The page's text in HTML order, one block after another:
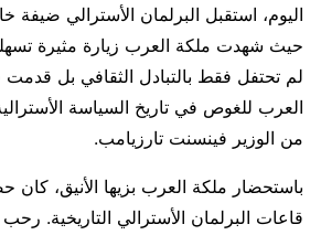
اليوم، استقبل البرلمان الأسترالي ضيفة
حيث شهدت ملكة العرب زيارة مثيرة
لم تحتفل فقط بالتبادل الثقافي بل
العرب للغوص في تاريخ السياسة
من الوزير فينسنت تارزيامب.
باستحضار ملكة العرب بزيها الأنيق،
قاعات البرلمان الأسترالي التاريخية. رحب